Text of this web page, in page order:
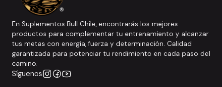
En Suplementos Bull Chile, encontrarás los mejores
productos para complementar tu entrenamiento y alcanzar
tus metas con energía, fuerza y determinación. Calidad
garantizada para potenciar tu rendimiento en cada paso del
camino.
Síguenos